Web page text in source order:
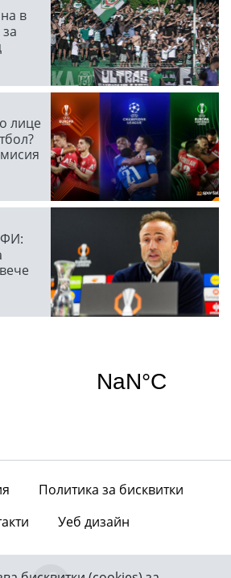
в
лице
Политика за бисквитки
Уеб дизайн